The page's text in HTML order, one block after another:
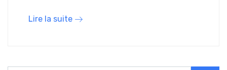
Lire la suite